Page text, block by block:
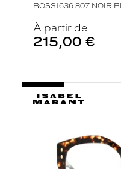
BOSS1636 807 NOIR
À partir de
215,00 €